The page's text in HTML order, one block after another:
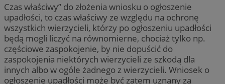
Czas właściwy” do złożenia wniosku o ogłoszenie
upadłości, to czas właściwy ze względu na ochronę
wszystkich wierzycieli, którzy po ogłoszeniu upadłości
będą mogli liczyć na równomierne, chociaż tylko np.
częściowe zaspokojenie, by nie dopuścić do
zaspokojenia niektórych wierzycieli ze szkodą dla
innych albo w ogóle żadnego z wierzycieli. Wniosek o
ogłoszenie upadłości może być zatem uznany za